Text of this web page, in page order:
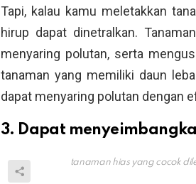
Tapi, kalau kamu meletakkan
hirup dapat dinetralkan.
menyaring polutan, serta
tanaman yang memiliki daun
dapat menyaring polutan dengan
3. Dapat
tanaman hias yang cocok